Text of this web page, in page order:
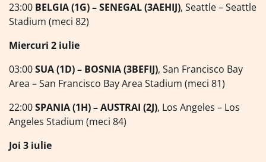
23:00 BELGIA (1G) – SENEGAL (3AEHIJ), Seattle – Seattle
Stadium (meci 82)
Miercuri 2 iulie
03:00SUA (1D) – BOSNIA (3BEFIJ), San Francisco Bay
Area – San Francisco Bay Area Stadium (meci 81)
22:00SPANIA (1H) – AUSTRAI (2J), Los Angeles – Los
Angeles Stadium (meci 84)
Joi 3 iulie